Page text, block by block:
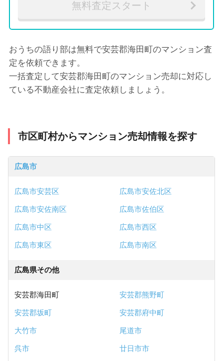
無料査定スタート
おうちの語り部は無料で安芸郡海田町のマンション査
定を依頼できます。
一括査定して安芸郡海田町のマンション売却に対応し
ている不動産会社に査定依頼しましょう。
市区町村からマンション売却情報を探す
広島市
広島市安芸区
広島市安佐北区
広島市安佐南区
広島市佐伯区
広島市中区
広島市西区
広島市東区
広島市南区
広島県その他
安芸郡海田町
安芸郡熊野町
安芸郡坂町
安芸郡府中町
大竹市
尾道市
呉市
廿日市市